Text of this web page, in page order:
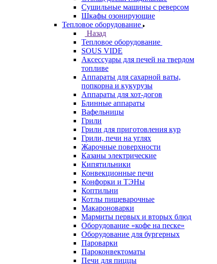
Сушильные машины с реверсом
Шкафы озонирующие
Тепловое оборудование
Назад
Тепловое оборудование
SOUS VIDE
Аксессуары для печей на твердом
топливе
Аппараты для сахарной ваты,
попкорна и кукурузы
Аппараты для хот-догов
Блинные аппараты
Вафельницы
Грили
Грили для приготовления кур
Грили, печи на углях
Жарочные поверхности
Казаны электрические
Кипятильники
Конвекционные печи
Конфорки и ТЭНы
Коптильни
Котлы пищеварочные
Макароноварки
Мармиты первых и вторых блюд
Оборудование «кофе на песке»
Оборудование для бургерных
Пароварки
Пароконвектоматы
Печи для пиццы